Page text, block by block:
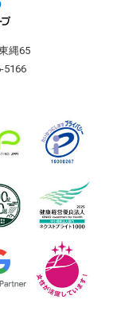
縄65
5166